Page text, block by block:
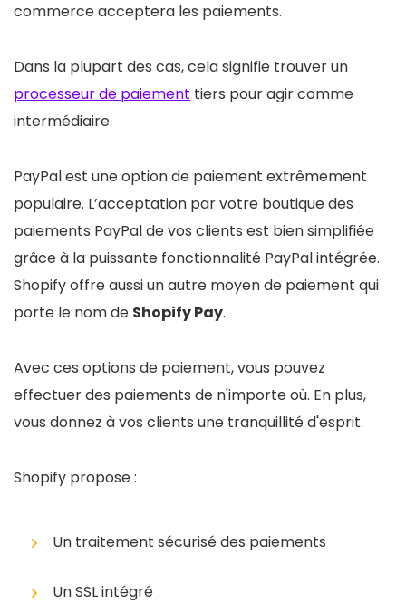
commerce acceptera les paiements.
Dans la plupart des cas, cela signifie trouver un
processeur de paiement tiers pour agir comme
intermédiaire.
PayPal est une option de paiement extrêmement
populaire. L’acceptation par votre boutique des
paiements PayPal de vos clients est bien simplifiée
grâce à la puissante fonctionnalité PayPal intégrée.
Shopify offre aussi un autre moyen de paiement qui
porte le nom de Shopify Pay.
Avec ces options de paiement, vous pouvez
effectuer des paiements de n'importe où. En plus,
vous donnez à vos clients une tranquillité d'esprit.
Shopify propose :
Un traitement sécurisé des paiements
Un SSL intégré